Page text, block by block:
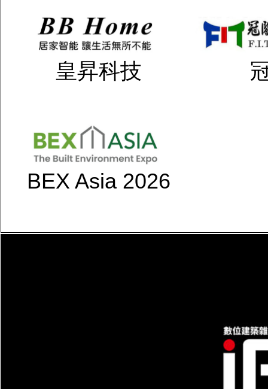
皇昇科技
BEX Asia 2026